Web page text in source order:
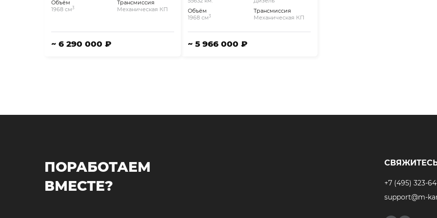
Объём
1968 см3
Трансмиссия
Механическая КП
~ 6 290 000 ₽
Объём
1968 см3
Трансмиссия
Механическая КП
~ 5 966 000 ₽
ПОРАБОТАЕМ
ВМЕСТЕ?
+7 (495) 323-
support@m-